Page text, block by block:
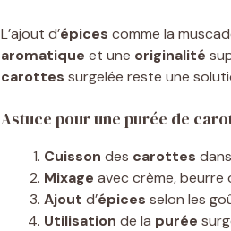
L’ajout d’épices comme la
aromatique et une originalité
carottes surgelée reste une
Astuce pour une purée de
Cuisson des carottes
Mixage avec crème, beurre
Ajout d’épices selon les
Utilisation de la purée